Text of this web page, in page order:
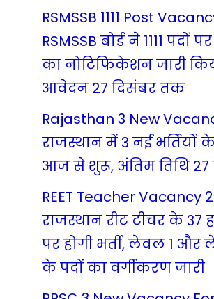
RSMSSB 1111 Post
RSMSSB बोर्ड ने 1111 पदों
का नोटिफिकेशन जारी
आवेदन 27 दिसंबर तक
Rajasthan 3 New
राजस्थान में 3 नई
आज से शुरू, अंतिम तिथि 27
REET Teacher Vacancy
राजस्थान रीट टीचर के 37
पर होगी भर्ती, लेवल 1 और
के पदों का वर्गीकरण जारी